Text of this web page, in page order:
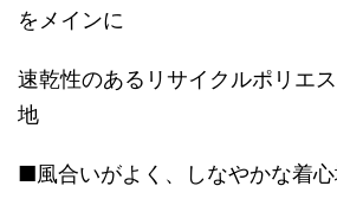
をメインに
速乾性のあるリサイクルポリエ
地
■風合いがよく、しなやかな着